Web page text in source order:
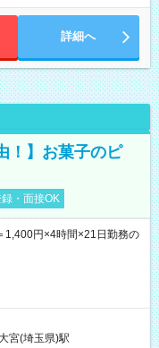
詳細へ
！】お菓子のピ
・面接OK
1,400円×4時間×21日勤務の
大宮(埼玉県)駅